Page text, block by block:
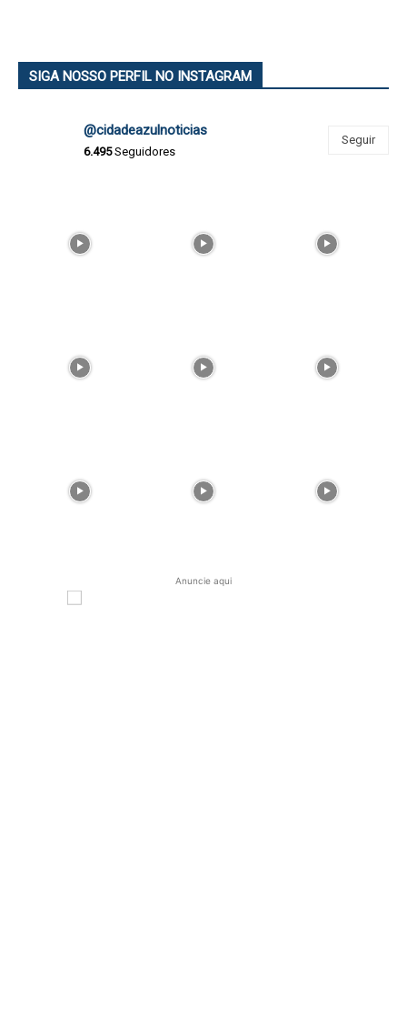
SIGA NOSSO PERFIL NO INSTAGRAM
@cidadeazulnoticias
6.495Seguidores
Seguir
Anuncie aqui